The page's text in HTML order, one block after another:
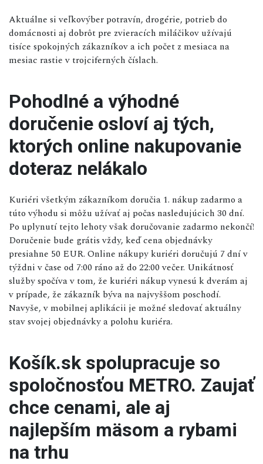
Aktuálne si veľkovýber potravín, drogérie, potrieb do
domácnosti aj dobrôt pre zvieracích miláčikov užívajú
tisíce spokojných zákazníkov a ich počet z mesiaca na
mesiac rastie v trojciferných číslach.
Pohodlné a výhodné
doručenie osloví aj tých,
ktorých online nakupovanie
doteraz nelákalo
Kuriéri všetkým zákazníkom doručia 1. nákup zadarmo a
túto výhodu si môžu užívať aj počas nasledujúcich 30 dní.
Po uplynutí tejto lehoty však doručovanie zadarmo nekončí!
Doručenie bude grátis vždy, keď cena objednávky
presiahne 50 EUR. Online nákupy kuriéri doručujú 7 dní v
týždni v čase od 7:00 ráno až do 22:00 večer. Unikátnosť
služby spočíva v tom, že kuriéri nákup vynesú k dverám aj
v prípade, že zákazník býva na najvyššom poschodí.
Navyše, v mobilnej aplikácii je možné sledovať aktuálny
stav svojej objednávky a polohu kuriéra.
Košík.sk spolupracuje so
spoločnosťou METRO. Zaujať
chce cenami, ale aj
najlepším mäsom a rybami
na trhu